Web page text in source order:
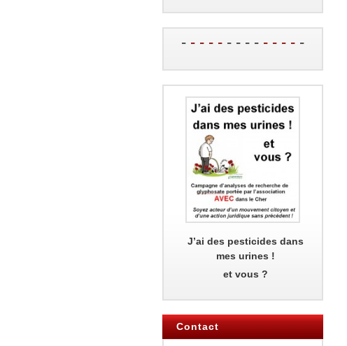
- - - - - - - - - - - - - -
J’ai des pesticides dans
mes urines !
et vous ?
Contact